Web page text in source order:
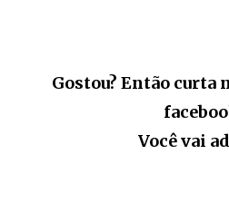
Gostou? Então curta
Você vai